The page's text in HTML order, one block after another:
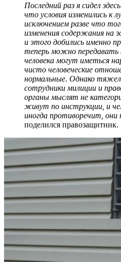
Последний раз я сидел
что условия изменились к
исключением разве что
изменения содержания на
и этого добились именно
теперь можно передавать
человека могут иметься
чисто человеческие
нормальные. Однако
сотрудники милиции и
органы мыслят не
живут по инструкции, и
иногда противоречит,
поделился правозащитник.